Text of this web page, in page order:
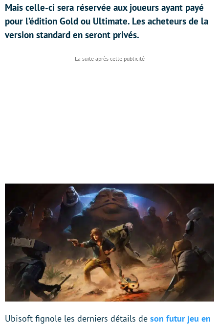
Mais celle-ci sera réservée aux joueurs ayant payé
pour l’édition Gold ou Ultimate. Les acheteurs de la
version standard en seront privés.
Ubisoft fignole les derniers détails de son futur jeu en